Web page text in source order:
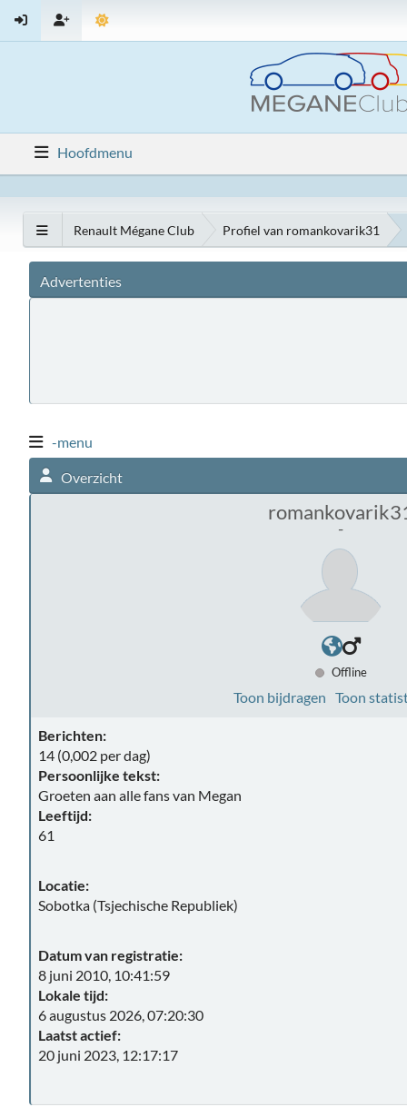
Hoofdmenu
Renault Mégane Club Profiel van romankovarik31
Advertenties
-menu
Overzicht
-
Offline
Toon bijdragen Toon
Berichten:
14 (0,002 per dag)
Persoonlijke tekst:
Groeten aan alle fans van Megan
Leeftijd:
61
Locatie:
Sobotka (Tsjechische Republiek)
Datum van registratie:
8 juni 2010, 10:41:59
Lokale tijd:
6 augustus 2026, 07:20:30
Laatst actief:
20 juni 2023, 12:17:17